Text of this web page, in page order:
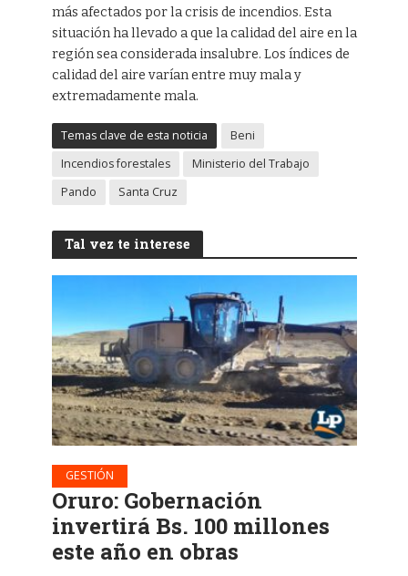
más afectados por la crisis de incendios. Esta
situación ha llevado a que la calidad del aire en la
región sea considerada insalubre. Los índices de
calidad del aire varían entre muy mala y
extremadamente mala.
Temas clave de esta noticia
Beni
Incendios forestales
Ministerio del Trabajo
Pando
Santa Cruz
Tal vez te interese
GESTIÓN
Oruro: Gobernación
invertirá Bs. 100 millones
este año en obras